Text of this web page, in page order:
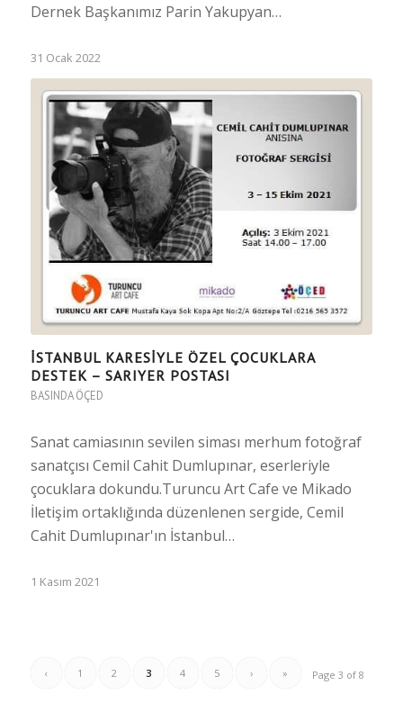
Dernek Başkanımız Parin Yakupyan…
31 Ocak 2022
İSTANBUL KARESIYLE ÖZEL ÇOCUKLARA
DESTEK – SARIYER POSTASI
BASINDA ÖÇED
Sanat camiasının sevilen siması merhum fotoğraf
sanatçısı Cemil Cahit Dumlupınar, eserleriyle
çocuklara dokundu.Turuncu Art Cafe ve Mikado
İletişim ortaklığında düzenlenen sergide, Cemil
Cahit Dumlupınar'ın İstanbul…
1 Kasım 2021
Page 3 of 8
‹ 1 2 3 4 5 › »